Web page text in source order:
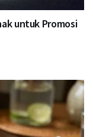
untuk Promosi